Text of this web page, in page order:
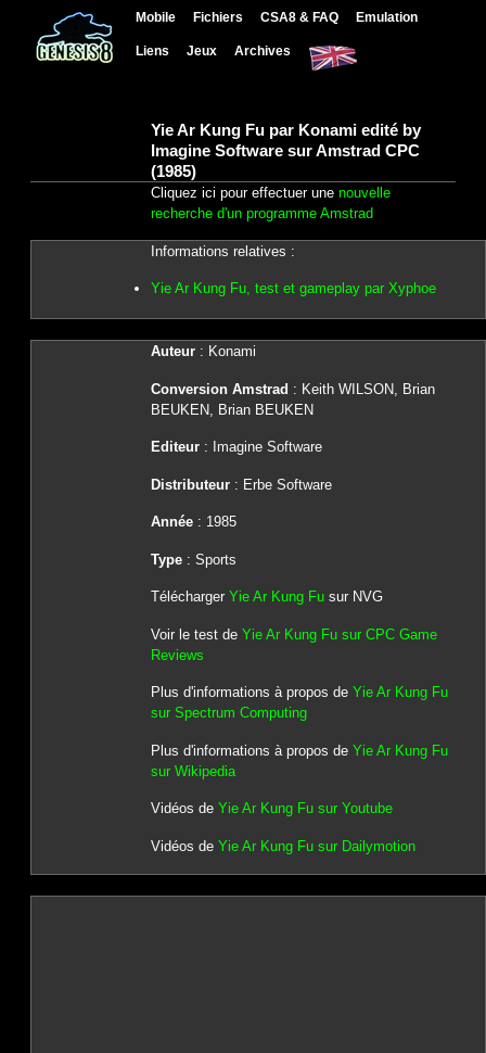
Mobile Fichiers CSA8 & FAQ Emulation
Liens Jeux Archives
Yie Ar Kung Fu par Konami edité by
Imagine Software sur Amstrad CPC
(1985)
Cliquez ici pour effectuer une nouvelle
recherche d'un programme Amstrad
Informations relatives :
Yie Ar Kung Fu, test et gameplay par Xyphoe
Auteur: Konami
Conversion Amstrad : Keith WILSON, Brian
BEUKEN, Brian BEUKEN
Editeur: Imagine Software
Distributeur : Erbe Software
Année: 1985
Type: Sports
Télécharger Yie Ar Kung Fusur NVG
Voir le test de Yie Ar Kung Fu sur CPC Game
Reviews
Plus d'informations à propos de Yie Ar Kung Fu
sur Spectrum Computing
Plus d'informations à propos de Yie Ar Kung Fu
sur Wikipedia
Vidéos de Yie Ar Kung Fu sur Youtube
Vidéos de Yie Ar Kung Fu sur Dailymotion